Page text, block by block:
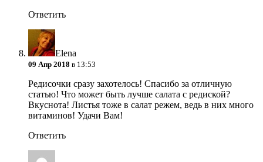
Ответить
Elena
09 Апр 2018 в 13:53
Редисочки сразу захотелось! Спасибо за отличную
статью! Что может быть лучше салата с редиской?
Вкуснота! Листья тоже в салат режем, ведь в них много
витаминов! Удачи Вам!
Ответить